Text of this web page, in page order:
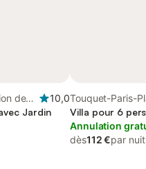
de
10,0
Jardin
Touquet-Paris-
Villa pour 6
Annulation
dès112 €par nuit